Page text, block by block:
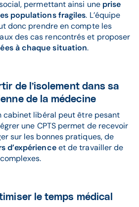
permettant ainsi une prise
populations fragiles. L’équipe
donc prendre en compte les
des cas rencontrés et proposer
à chaque situation.
de l’isolement dans sa
de la médecine
cabinet libéral peut être pesant
une CPTS permet de recevoir
sur les bonnes pratiques, de
d’expérienceet de travailler de
le temps médical